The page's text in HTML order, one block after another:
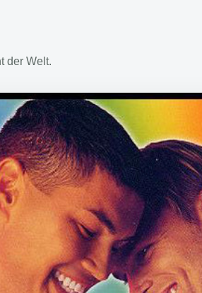
der Welt.